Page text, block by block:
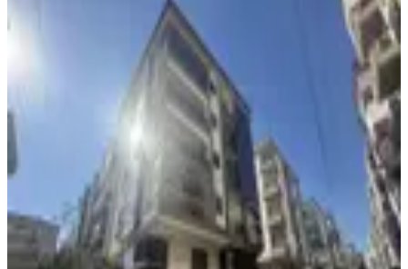
Karşıyaka Dedebaşında Yeni Kiralık
Karşıyaka, Dedebaşı Mahallesi
2+1· 95 m²· 2. Kat · 06.08.2026
38.000 ₺
OFFICE 88 Gayrimenkul Ebru Yılmaz
Ara